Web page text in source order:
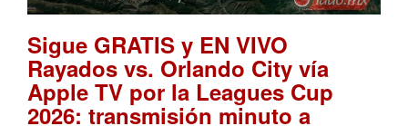
Sigue GRATIS y EN VIVO
Rayados vs. Orlando City vía
Apple TV por la Leagues Cup
2026: transmisión minuto a